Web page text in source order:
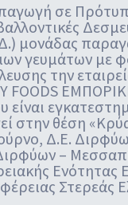
σε
μονάδας
γευμάτων με
την
FOODS
είναι
στην θέση
Δ.Ε.
–
Ενότητας
Στερεάς